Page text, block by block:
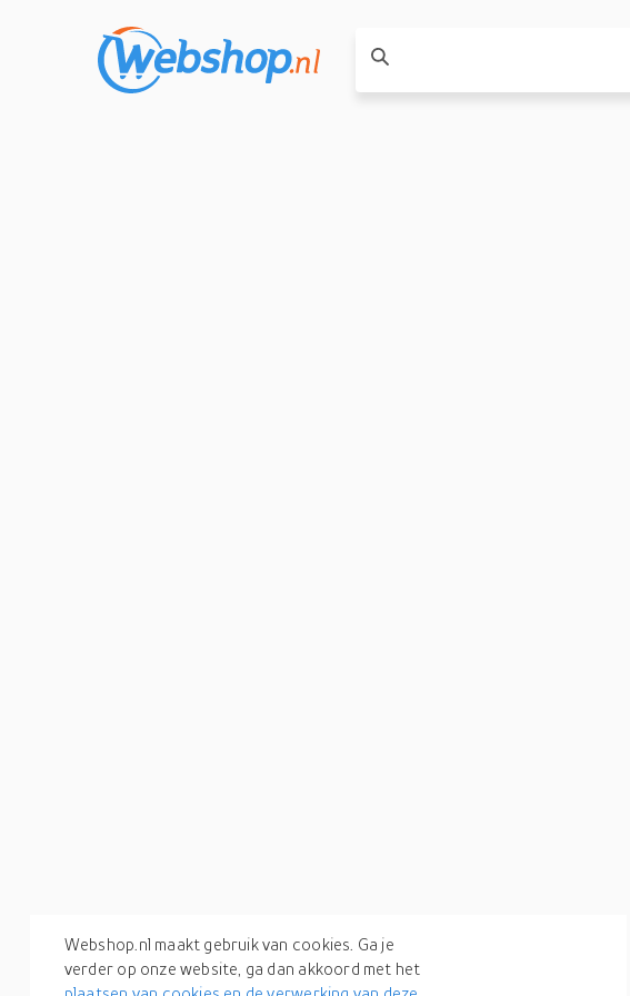
Webshop.nl maakt gebruik van cookies. Ga je
verder op onze website, ga dan akkoord met het